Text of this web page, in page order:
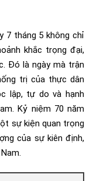
7 tháng 5 không chỉ
khắc trọng đại,
Đó là ngày mà trận
trị của thực dân
lập, tự do và hạnh
Kỷ niệm 70 năm
sự kiện quan trọng
của sự kiên định,